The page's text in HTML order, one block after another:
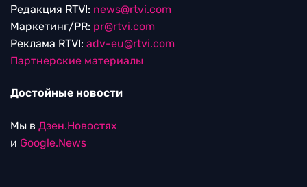
Редакция RTVI: news@rtvi.com
Маркетинг/PR: pr@rtvi.com
Реклама RTVI: adv-eu@rtvi.com
Партнерские материалы
Достойные новости
Мы в Дзен.Новостях
и Google.News